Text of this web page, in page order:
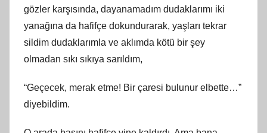
gözler karşısında, dayanamadım dudaklarımı iki
yanağına da hafifçe dokundurarak, yaşları tekrar
sildim dudaklarımla ve aklımda kötü bir şey
olmadan sıkı sıkıya sarıldım,
“Geçecek, merak etme! Bir çaresi bulunur elbette…”
diyebildim.